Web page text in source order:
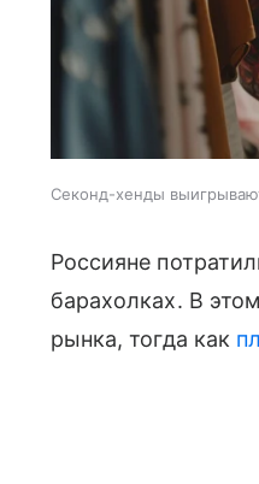
Секонд-хенды
Россияне
барахолках. В
рынка, тогда как